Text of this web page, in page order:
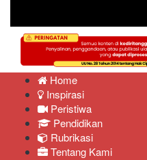
Kediri Tangguh
Berita Akurat Terpercaya
Home
Inspirasi
Peristiwa
Pendidikan
Rubrikasi
Tentang Kami